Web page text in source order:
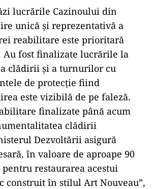
lucrările Cazinoului din
unică şi reprezentativă a
reabilitare este prioritară
Au fost finalizate lucrările la
clădirii şi a turnurilor cu
de protecţie fiind
este vizibilă de pe faleză.
finalizate până acum
clădirii
Dezvoltării asigură
în valoare de aproape 90
restaurarea acestui
construit în stilul Art Nouveau”,